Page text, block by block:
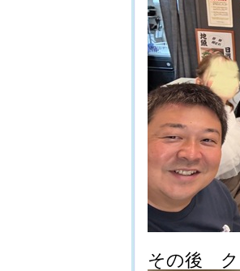
その後 ク